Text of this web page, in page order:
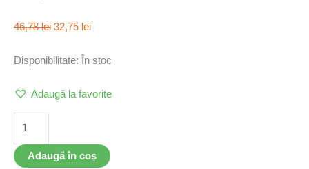
46,78lei 32,75 lei
Disponibilitate: În stoc
Adaugă la favorite
Adaugă în coș